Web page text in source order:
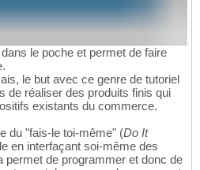
le poche et permet de faire
le but avec ce genre de tutoriel
de réaliser des produits finis qui
existants du commerce.
du "fais-le toi-même" (Do It
en interfaçant soi-même des
permet de programmer et donc de